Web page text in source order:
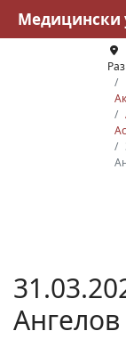
Медицински